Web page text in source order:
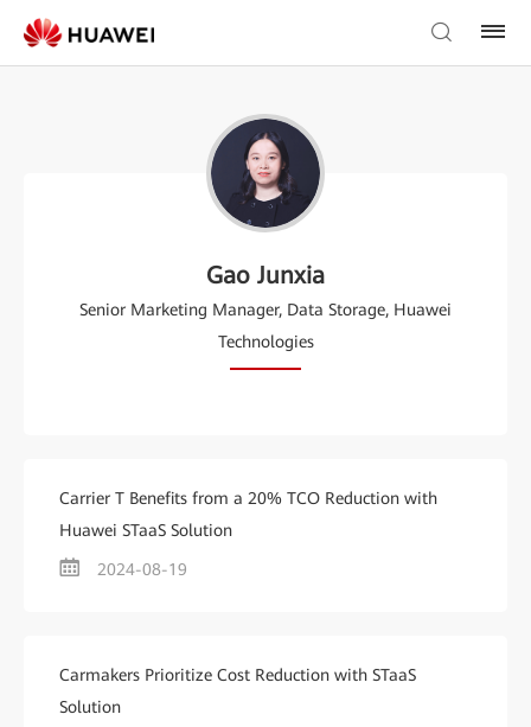
Gao Junxia
Senior Marketing Manager, Data Storage, Huawei
Technologies
Carrier T Benefits from a 20% TCO Reduction with
Huawei STaaS Solution
2024-08-19
Carmakers Prioritize Cost Reduction with STaaS
Solution